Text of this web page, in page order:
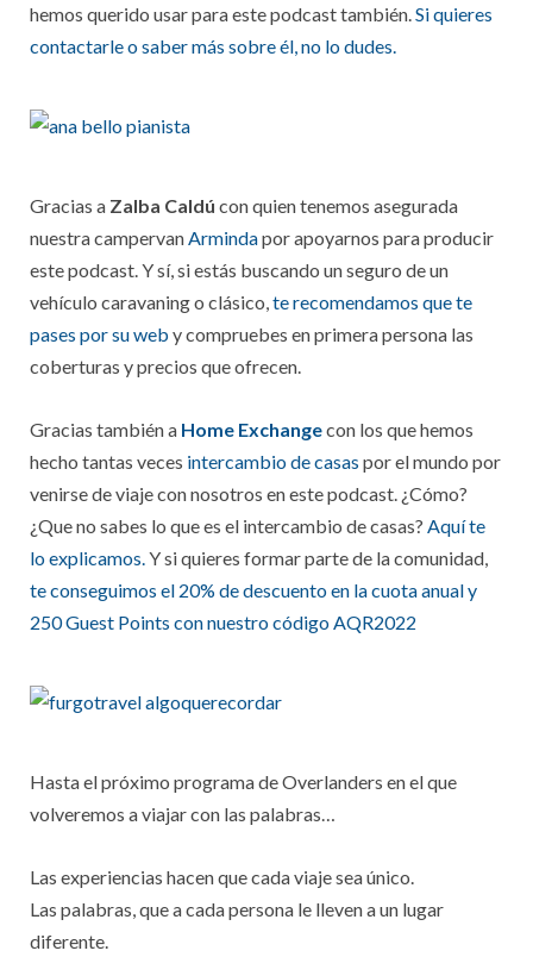
hemos querido usar para este podcast también. Si quieres
contactarle o saber más sobre él, no lo dudes.
Gracias a Zalba Caldú con quien tenemos asegurada
nuestra campervan Armindapor apoyarnos para producir
este podcast. Y sí, si estás buscando un seguro de un
vehículo caravaning o clásico, te recomendamos que te
pases por su web y compruebes en primera persona las
coberturas y precios que ofrecen.
Gracias también a Home Exchangecon los que hemos
hecho tantas veces intercambio de casas por el mundo por
venirse de viaje con nosotros en este podcast. ¿Cómo?
¿Que no sabes lo que es el intercambio de casas? Aquí te
lo explicamos. Y si quieres formar parte de la comunidad,
te conseguimos el 20% de descuento en la cuota anual y
250 Guest Points con nuestro código AQR2022
Hasta el próximo programa de Overlanders en el que
volveremos a viajar con las palabras…
Las experiencias hacen que cada viaje sea único.
Las palabras, que a cada persona le lleven a un lugar
diferente.